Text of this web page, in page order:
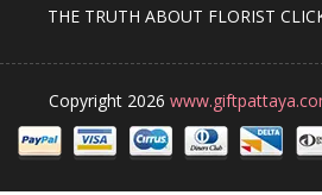
THE TRUTH ABOUT FLORIST
Copyright 2026